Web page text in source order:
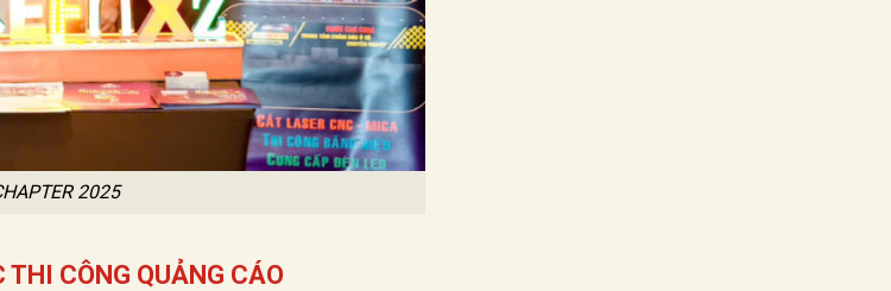
2025
CÔNG QUẢNG CÁO